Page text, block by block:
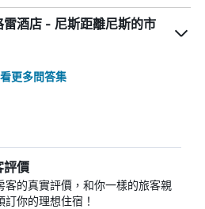
酒店 - 尼斯距離尼斯的市
更多問答集
評價
客的真實評價，和你一樣的旅客親
你的理想住宿！